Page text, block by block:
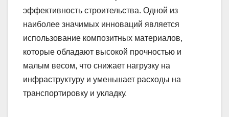
эффективность строительства. Одной из
наиболее значимых инноваций является
использование композитных материалов,
которые обладают высокой прочностью и
малым весом, что снижает нагрузку на
инфраструктуру и уменьшает расходы на
транспортировку и укладку.